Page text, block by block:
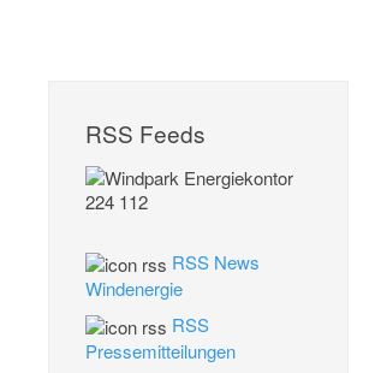
RSS Feeds
RSS News
Windenergie
RSS
Pressemitteilungen